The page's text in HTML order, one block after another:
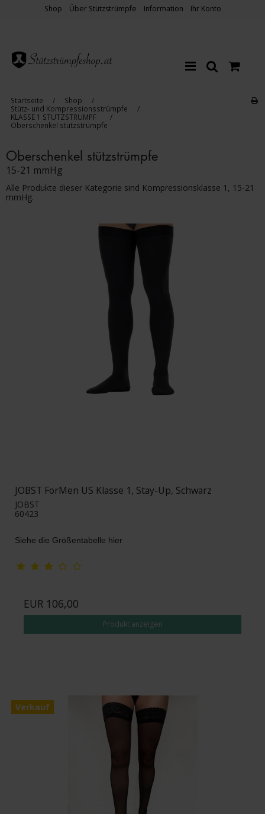
Shop Über Stützstrümpfe Information Ihr Konto
Startseite / Shop
/
Stütz- und Kompressionsstrümpfe
/
KLASSE 1 STÜTZSTRUMPF
/
Oberschenkel stützstrümpfe
Oberschenkel stützstrümpfe
15-21 mmHg
Alle Produkte dieser Kategorie sind Kompressionsklasse 1, 15-21
mmHg.
JOBST ForMen US Klasse 1, Stay-Up, Schwarz
JOBST
60423
Siehe die Größentabelle hier
EUR 106,00
Produkt anzeigen
Verkauf